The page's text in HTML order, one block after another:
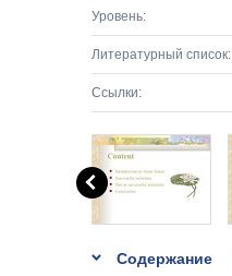
Уровень:
Литературный список:
Ссылки:
Содержание